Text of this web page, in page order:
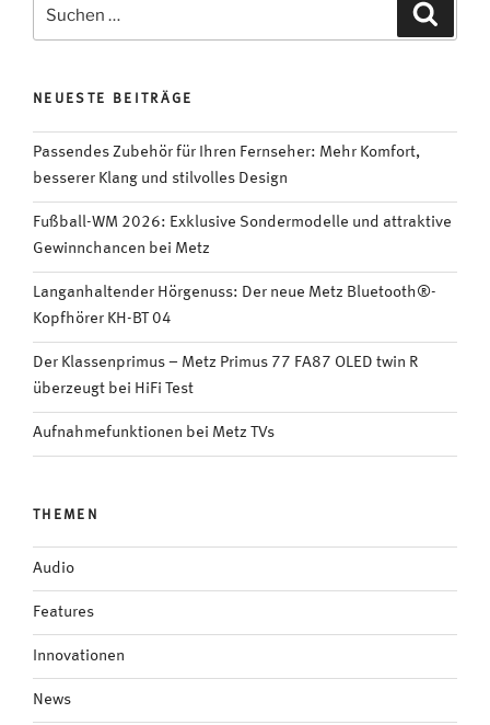
„Dirty
nach:
NEUESTE BEITRÄGE
Passendes Zubehör für Ihren Fernseher: Mehr Komfort,
besserer Klang und stilvolles Design
Fußball-WM 2026: Exklusive Sondermodelle und attraktive
Gewinnchancen bei Metz
Langanhaltender Hörgenuss: Der neue Metz Bluetooth®-
Kopfhörer KH-BT 04
Der Klassenprimus – Metz Primus 77 FA87 OLED twin R
überzeugt bei HiFi Test
Aufnahmefunktionen bei Metz TVs
THEMEN
Audio
Features
Innovationen
News